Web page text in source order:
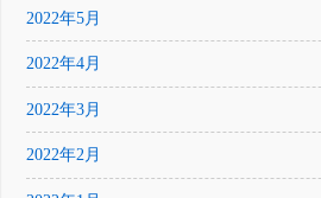
2022年5月
2022年4月
2022年3月
2022年2月